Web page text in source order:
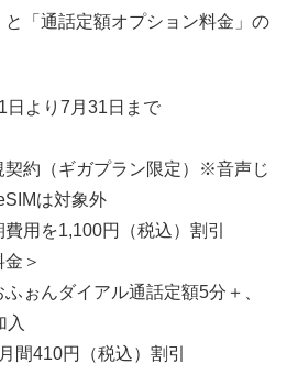
「通話定額オプション料金」の
日より7月31日まで
契約（ギガプラン限定）※音声じ
は対象外
費用を1,100円（税込）割引
＞
ふぉんダイアル通話定額5分＋、
入
間410円（税込）割引